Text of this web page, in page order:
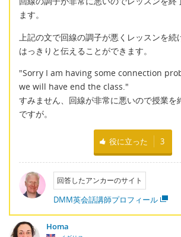
ます。
上記の文で回線の調子が悪くレッスンを続
はっきりと伝えることができます。
"Sorry I am having some connection
we will have end the class."
すみません、回線が非常に悪いので授業を
ですが。
役に立った 3
回答したアンカーのサイト
DMM英会話講師プロフィール
Homa